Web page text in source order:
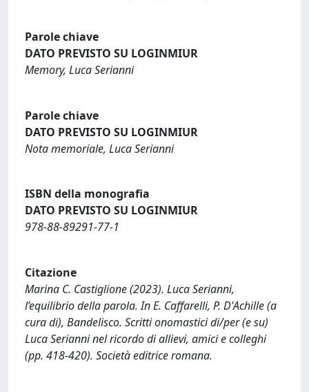
Parole chiave
DATO PREVISTO SU LOGINMIUR
Memory, Luca Serianni
Parole chiave
DATO PREVISTO SU LOGINMIUR
Nota memoriale, Luca Serianni
ISBN della monografia
DATO PREVISTO SU LOGINMIUR
978-88-89291-77-1
Citazione
Marina C. Castiglione (2023). Luca Serianni,
l’equilibrio della parola. In E. Caffarelli, P. D'Achille (a
cura di), Bandelisco. Scritti onomastici di/per (e su)
Luca Serianni nel ricordo di allievi, amici e colleghi
(pp. 418-420). Società editrice romana.